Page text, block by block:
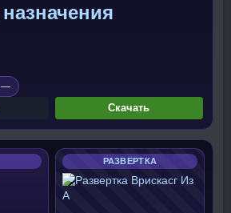
—
Скачать
РАЗВЕРТКА